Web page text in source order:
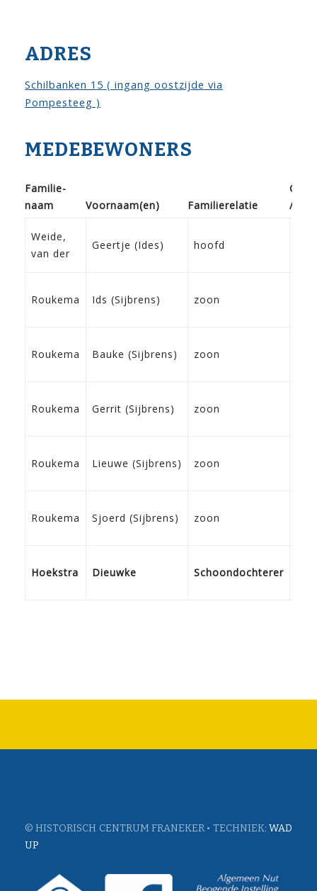
ADRES
Schilbanken 15 ( ingang oostzijde via
Pompesteeg )
MEDEBEWONERS
Familie­
naam
Voor­naam(en) Familie­relatie
/
Weide,
van der
Geertje (Ides) hoofd
Roukema Ids (Sijbrens) zoon
Roukema Bauke (Sijbrens) zoon
Roukema Gerrit (Sijbrens) zoon
Roukema Lieuwe (Sijbrens) zoon
Roukema Sjoerd (Sijbrens) zoon
Hoekstra Dieuwke Schoondochterer
© HISTORISCH CENTRUM FRANEKER • TECHNIEK: WAD
UP